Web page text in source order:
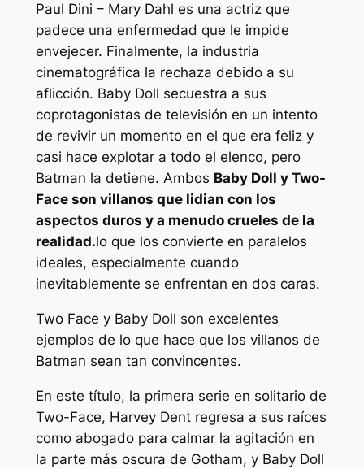
Paul Dini – Mary Dahl es una actriz que
padece una enfermedad que le impide
envejecer. Finalmente, la industria
cinematográfica la rechaza debido a su
aflicción. Baby Doll secuestra a sus
coprotagonistas de televisión en un intento
de revivir un momento en el que era feliz y
casi hace explotar a todo el elenco, pero
Batman la detiene. Ambos Baby Doll y Two-
Face son villanos que lidian con los
aspectos duros y a menudo crueles de la
realidad.lo que los convierte en paralelos
ideales, especialmente cuando
inevitablemente se enfrentan en dos caras.
Two Face y Baby Doll son excelentes
ejemplos de lo que hace que los villanos de
Batman sean tan convincentes.
En este título, la primera serie en solitario de
Two-Face, Harvey Dent regresa a sus raíces
como abogado para calmar la agitación en
la parte más oscura de Gotham, y Baby Doll